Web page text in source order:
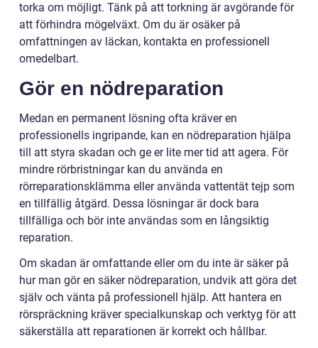
torka om möjligt. Tänk på att torkning är avgörande för
att förhindra mögelväxt. Om du är osäker på
omfattningen av läckan, kontakta en professionell
omedelbart.
Gör en nödreparation
Medan en permanent lösning ofta kräver en
professionells ingripande, kan en nödreparation hjälpa
till att styra skadan och ge er lite mer tid att agera. För
mindre rörbristningar kan du använda en
rörreparationsklämma eller använda vattentät tejp som
en tillfällig åtgärd. Dessa lösningar är dock bara
tillfälliga och bör inte användas som en långsiktig
reparation.
Om skadan är omfattande eller om du inte är säker på
hur man gör en säker nödreparation, undvik att göra det
själv och vänta på professionell hjälp. Att hantera en
rörspräckning kräver specialkunskap och verktyg för att
säkerställa att reparationen är korrekt och hållbar.